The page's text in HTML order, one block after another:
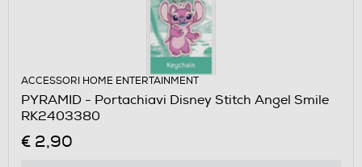
ACCESSORI HOME ENTERTAINMENT
PYRAMID - Portachiavi Disney Stitch Angel Smile
RK2403380
€ 2,90